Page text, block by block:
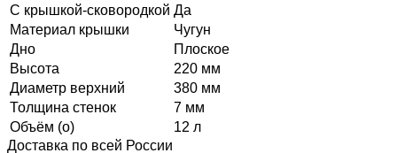
С крышкой-сковородкой Да
Материал крышки
Чугун
Дно
Плоское
Высота
220 мм
Диаметр верхний
380 мм
Толщина стенок
7 мм
Объём (о)
12 л
Доставка по всей России